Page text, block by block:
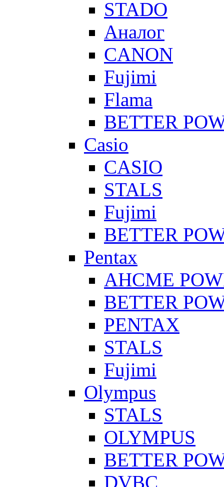
STADO
Аналог
CANON
Fujimi
Flama
BETTER
Casio
CASIO
STALS
Fujimi
BETTER
Pentax
AHCME
BETTER
PENTAX
STALS
Fujimi
Olympus
STALS
OLYMPUS
BETTER
DVBC